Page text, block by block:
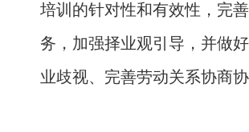
培训的针对性和有效性，完
务，加强择业观引导，并做
业歧视、完善劳动关系协商